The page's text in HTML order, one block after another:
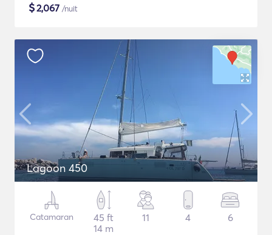
$2,067 /nuit
Lagoon 450
Catamaran
45 ft
14 m
11 4 6